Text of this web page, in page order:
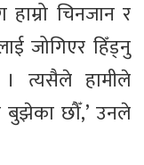
चिनजान र
जोगिएर हिँड्नु
त्यसैले हामीले
छौँ,’ उनले